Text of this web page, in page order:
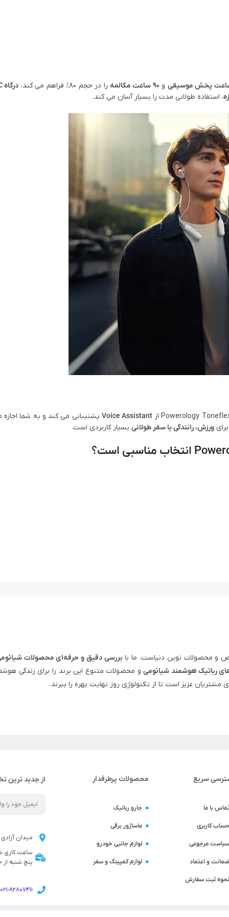
و 90 ساعت مکالمه را در حجم ۸۰٪ فراهم می‌ کند.
درگاه Type-C
، استفاده طولانی‌ مدت را بسیار آسان می‌ کند.
Voice Assistant پشتیبانی می‌ کند و به شما
ورزش، رانندگی یا سفر طولانیبسیار کاربردی است.
محصولات نوین دنیاست. ما با بررسی دقیق و حرفه‌ای محصولات
رباتیک هوشمند شیائومیو محصولات متنوع این برند را برای زندگی
مشتریان عزیز است تا از تکنولوژی روز نهایت بهره را ببرند.
سریع
با ما
کاربری
مرجوعی
و اعتماد
ثبت سفارش
محصولات پرطرفدار
جارو رباتیک
ماساژور برقی
لوازم جانبی خودرو
لوازم کمپینگ و سفر
از جدید ترین
میدان آزادی
پنج شنبه از 9:00 تا 14:00 می باشد
021-82807411